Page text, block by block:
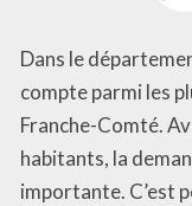
Dans le
compte parmi les
Franche-Comté.
habitants, la
importante. C’est